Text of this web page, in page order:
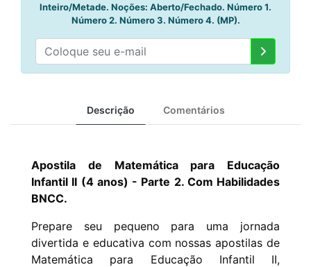
Inteiro/Metade. Noções: Aberto/Fechado. Número 1.
Número 2. Número 3. Número 4. (MP).
Descrição Comentários
Apostila de Matemática para Educação
Infantil II (4 anos) - Parte 2. Com Habilidades
BNCC.
Prepare seu pequeno para uma jornada
divertida e educativa com nossas apostilas de
Matemática para Educação Infantil II,